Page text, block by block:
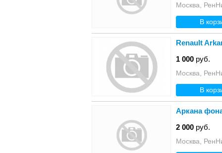
Москва,
В
Renault
1 000 руб.
Москва,
В
Аркана
2 000 руб.
Москва,